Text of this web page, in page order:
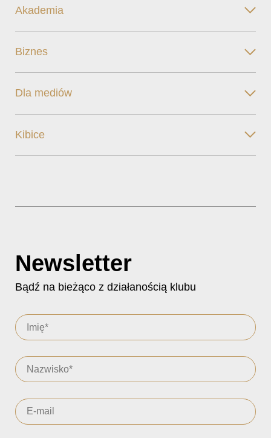
Akademia
Biznes
Dla mediów
Kibice
Newsletter
Bądź na bieżąco z działanością klubu